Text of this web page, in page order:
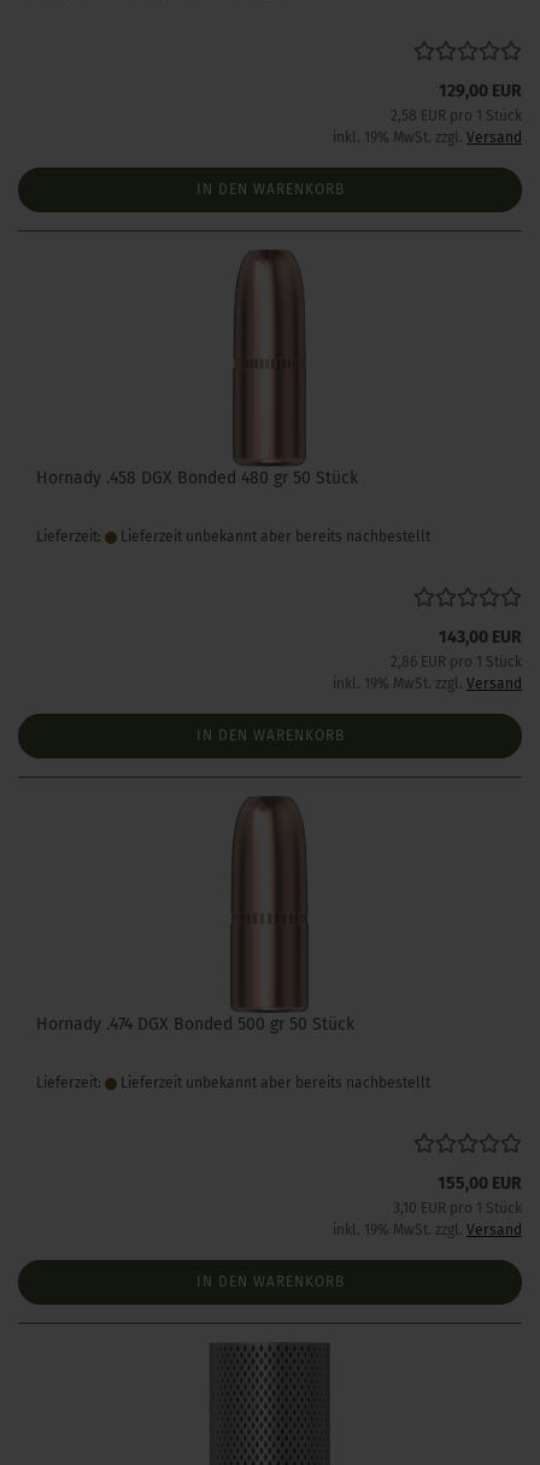
129,00 EUR
2,58 EUR pro 1 Stück
inkl. 19% MwSt. zzgl. Versand
IN DEN WARENKORB
Hornady .458 DGX Bonded 480 gr 50 Stück
Lieferzeit: Lieferzeit unbekannt aber bereits nachbestellt
143,00 EUR
2,86 EUR pro 1 Stück
inkl. 19% MwSt. zzgl. Versand
IN DEN WARENKORB
Hornady .474 DGX Bonded 500 gr 50 Stück
Lieferzeit: Lieferzeit unbekannt aber bereits nachbestellt
155,00 EUR
3,10 EUR pro 1 Stück
inkl. 19% MwSt. zzgl. Versand
IN DEN WARENKORB